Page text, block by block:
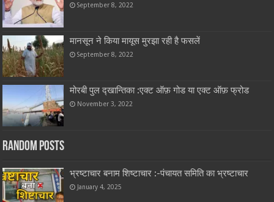
September 8, 2022
मानसून ने किया मायूस मुरझा रही है फसलें
September 8, 2022
मोरबी पुल द्खान्तिका :एक्ट ऑफ़ गोड या एक्ट ऑफ़ फ्रोड
November 3, 2022
Random Posts
भ्रष्टाचार बनाम शिष्टाचार :-पंचायत समिति का भ्रष्टाचार
January 4, 2025